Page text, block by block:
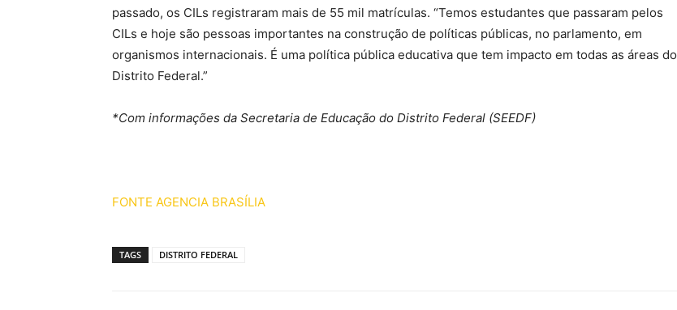
passado, os CILs registraram mais de 55 mil matrículas. “Temos estudantes que passaram pelos
CILs e hoje são pessoas importantes na construção de políticas públicas, no parlamento, em
organismos internacionais. É uma política pública educativa que tem impacto em todas as áreas do
Distrito Federal.”
*Com informações da Secretaria de Educação do Distrito Federal (SEEDF)
FONTE AGENCIA BRASÍLIA
TAGS DISTRITO FEDERAL